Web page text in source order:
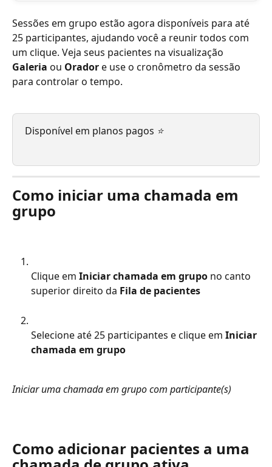
Sessões em grupo estão agora disponíveis para até
25 participantes, ajudando você a reunir todos com
um clique. Veja seus pacientes na visualização
Galeria ou Orador e use o cronômetro da sessão
para controlar o tempo.
Disponível em planos pagos ⭐
Como iniciar uma chamada em
grupo
Clique em Iniciar chamada em grupo no canto
superior direito da Fila de pacientes
Selecione até 25 participantes e clique em Iniciar
chamada em grupo
Iniciar uma chamada em grupo com participante(s)
Como adicionar pacientes a uma